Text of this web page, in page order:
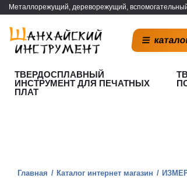
Металлорежущий, дереворежущий,
ТВЕРДОСПЛАВНЫЙ
ИНСТРУМЕНТ ДЛЯ ПЕЧАТНЫХ
ПЛАТ
Главная Каталог интернет магазин